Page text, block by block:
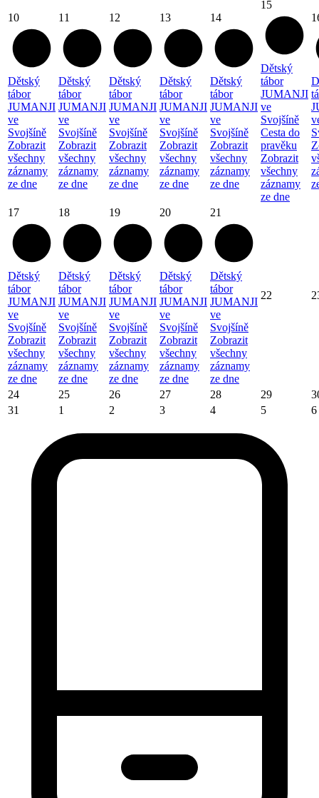
10
Dětský
tábor
JUMANJI
ve
Svojšíně
Zobrazit
všechny
záznamy
ze dne
11
Dětský
tábor
JUMANJI
ve
Svojšíně
Zobrazit
všechny
záznamy
ze dne
12
Dětský
tábor
JUMANJI
ve
Svojšíně
Zobrazit
všechny
záznamy
ze dne
13
Dětský
tábor
JUMANJI
ve
Svojšíně
Zobrazit
všechny
záznamy
ze dne
14
Dětský
tábor
JUMANJI
ve
Svojšíně
Zobrazit
všechny
záznamy
ze dne
15
Dětský
tábor
JUMANJI
ve
Svojšíně
Cesta do
pravěku
Zobrazit
všechny
záznamy
ze dne
17
Dětský
tábor
JUMANJI
ve
Svojšíně
Zobrazit
všechny
záznamy
ze dne
18
Dětský
tábor
JUMANJI
ve
Svojšíně
Zobrazit
všechny
záznamy
ze dne
19
Dětský
tábor
JUMANJI
ve
Svojšíně
Zobrazit
všechny
záznamy
ze dne
20
Dětský
tábor
JUMANJI
ve
Svojšíně
Zobrazit
všechny
záznamy
ze dne
21
Dětský
tábor
JUMANJI
ve
Svojšíně
Zobrazit
všechny
záznamy
ze dne
22
24 25 26 27 28 29
31
1 2 3 4 5 6